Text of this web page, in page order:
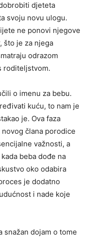
djeteta
svoju novu ulogu.
ne ponovi njegove
što je za njega
odrazom
roditeljstvom.
o imenu za bebu.
kuću, to nam je
je. Ova faza
člana porodice
važnosti, a
beba dođe na
oko odabira
je dodatno
i nade koje
snažan dojam o tome